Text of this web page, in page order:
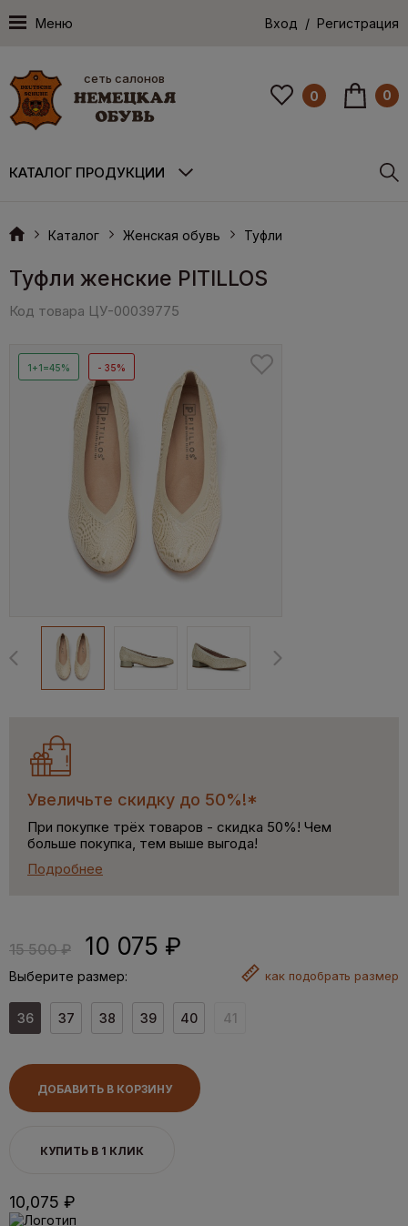
Меню Вход / Регистрация
сеть салонов
0 0
КАТАЛОГ ПРОДУКЦИИ
Каталог Женская обувь Туфли
Туфли женские PITILLOS
Код товара ЦУ-00039775
1+1=45% - 35%
Увеличьте скидку до 50%!*
При покупке трёх товаров - скидка 50%! Чем
больше покупка, тем выше выгода!
Подробнее
15 500 ₽ 10 075 ₽
Выберите размер: как подобрать размер
36 37 38 39 40 41
ДОБАВИТЬ В КОРЗИНУ
КУПИТЬ В 1 КЛИК
10,075 ₽